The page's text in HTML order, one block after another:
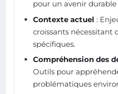
pour un avenir
Contexte actuel :
croissants nécessitant
spécifiques.
Compréhension des
Outils pour
problématiques